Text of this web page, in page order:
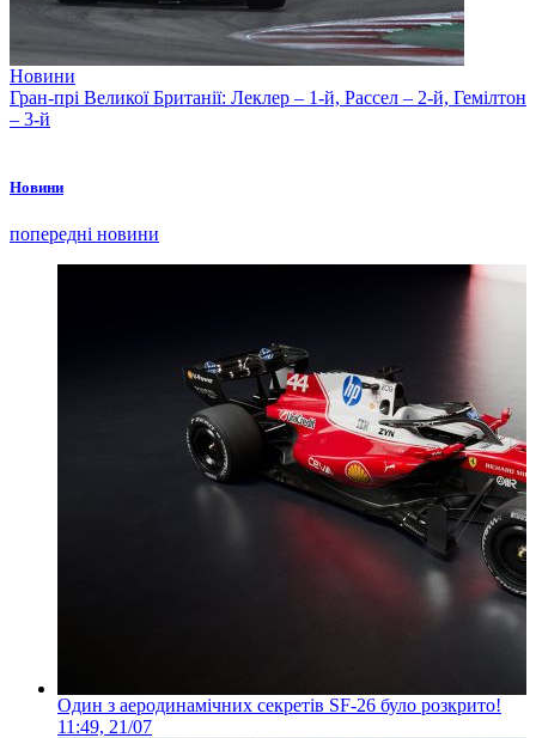
Новини
Гран-прі Великої Британії: Леклер – 1-й, Рассел – 2-й, Гемілтон
– 3-й
Новини
попередні новини
Один з аеродинамічних секретів SF-26 було розкрито!
11:49, 21/07